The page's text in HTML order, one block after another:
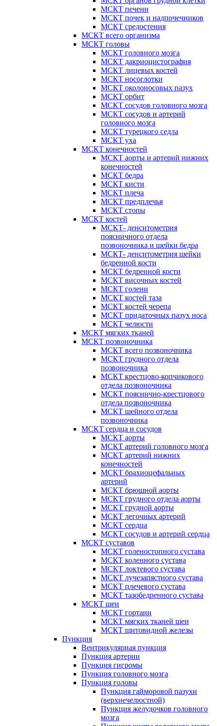
МСКТ печени
МСКТ почек и надпочечников
МСКТ средостения
МСКТ всего организма
МСКТ головы
МСКТ головного мозга
МСКТ дакриоцистография
МСКТ лицевых костей
МСКТ носоглотки
МСКТ околоносовых пазух
МСКТ орбит
МСКТ сосудов головного мозга
МСКТ сосудов и артерий
головного мозга
МСКТ турецкого седла
МСКТ уха
МСКТ конечностей
МСКТ аорты и артерий нижних
конечностей
МСКТ бедра
МСКТ кисти
МСКТ плеча
МСКТ предплечья
МСКТ стопы
МСКТ костей
МСКТ- денситометрия
поясничного отдела
позвоночника и шейки бедра
МСКТ- денситометрия шейки
бедренной кости
МСКТ бедренной кости
МСКТ височных костей
МСКТ голени
МСКТ костей таза
МСКТ костей черепа
МСКТ придаточных пазух носа
МСКТ челюсти
МСКТ мягких тканей
МСКТ позвоночника
МСКТ всего позвоночника
МСКТ грудного отдела
позвоночника
МСКТ крестцово-копчикового
отдела позвоночника
МСКТ пояснично-крестцового
отдела позвоночника
МСКТ шейного отдела
позвоночника
МСКТ сердца и сосудов
МСКТ аорты
МСКТ артерий головного мозга
МСКТ артерий нижних
конечностей
МСКТ брахиоцефальных
артерий
МСКТ брюшной аорты
МСКТ грудного отдела аорты
МСКТ грудной аорты
МСКТ легочных артерий
МСКТ сердца
МСКТ сосудов и артерий сердца
МСКТ суставов
МСКТ голеностопного сустава
МСКТ коленного сустава
МСКТ локтевого сустава
МСКТ лучезапястного сустава
МСКТ плечевого сустава
МСКТ тазобедренного сустава
МСКТ шеи
МСКТ гортани
МСКТ мягких тканей шеи
МСКТ щитовидной железы
Пункция
Вентрикулярная пункция
Пункция артерии
Пункция гигромы
Пункция головного мозга
Пункция головы
Пункция гайморовой пазухи
(верхнечелюстной)
Пункция желудочков головного
мозга